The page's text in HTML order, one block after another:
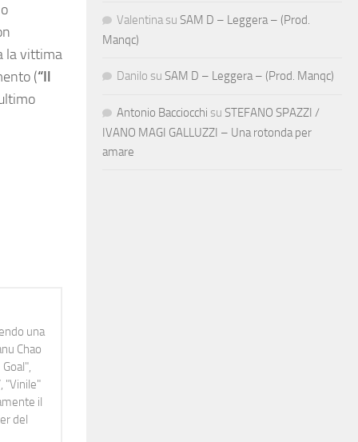
la vittima
(“Il
una
Chao
"Vinile"
il
del
Valentina su SAM D – Leggera – (Prod.
Manqc)
Danilo su SAM D – Leggera – (Prod. Manqc)
Antonio Bacciocchi su STEFANO SPAZZI /
IVANO MAGI GALLUZZI – Una rotonda per
amare